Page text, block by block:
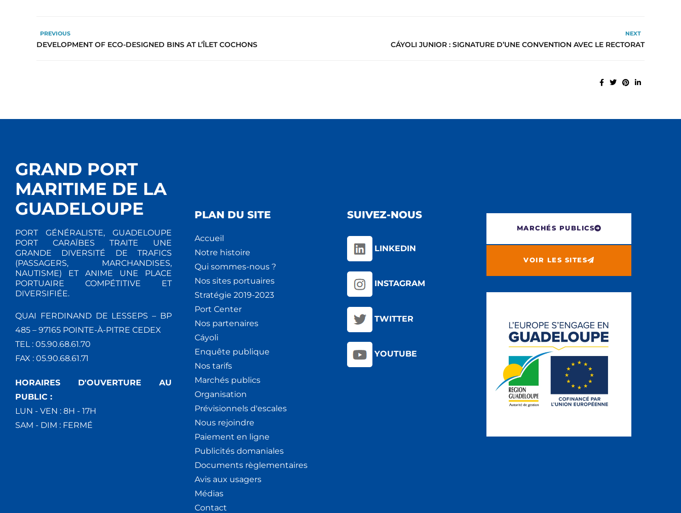
PREVIOUS
DEVELOPMENT OF ECO-DESIGNED BINS AT L’ÎLET COCHONS
NEXT
CÁYOLI JUNIOR : SIGNATURE D’UNE CONVENTION AVEC LE RECTORAT
GRAND PORT
MARITIME DE LA
GUADELOUPE
PORT GÉNÉRALISTE, GUADELOUPE
PORT CARAÏBES TRAITE UNE
GRANDE DIVERSITÉ DE TRAFICS
(PASSAGERS, MARCHANDISES,
NAUTISME) ET ANIME UNE PLACE
PORTUAIRE COMPÉTITIVE ET
DIVERSIFIÉE.
QUAI FERDINAND DE LESSEPS – BP
485 – 97165 POINTE-À-PITRE CEDEX
TEL : 05.90.68.61.70
FAX : 05.90.68.61.71
HORAIRES D'OUVERTURE AU
PUBLIC :
LUN - VEN : 8H - 17H
SAM - DIM : FERMÉ
PLAN DU SITE
Accueil
Notre histoire
Qui sommes-nous ?
Nos sites portuaires
Stratégie 2019-2023
Port Center
Nos partenaires
Cáyoli
Enquête publique
Nos tarifs
Marchés publics
Organisation
Prévisionnels d'escales
Nous rejoindre
Paiement en ligne
Publicités domaniales
Documents règlementaires
Avis aux usagers
Médias
Contact
SUIVEZ-NOUS
LINKEDIN
INSTAGRAM
TWITTER
YOUTUBE
MARCHÉS PUBLICS
VOIR LES SITES